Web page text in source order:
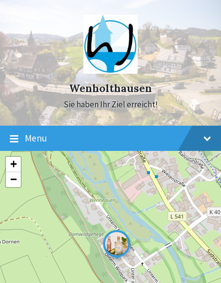
navigation
Wenholthausen
Sie haben Ihr Ziel erreicht!
Menu
+
−